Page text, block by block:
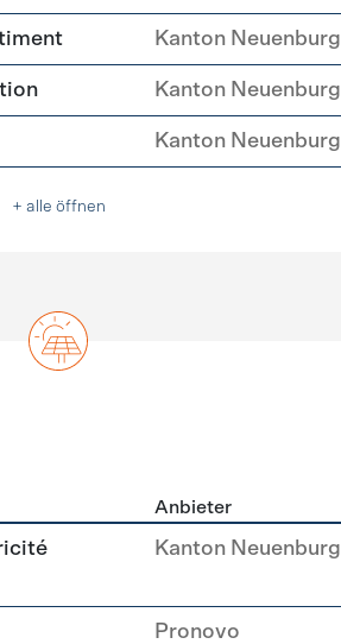
Kanton Neuenburg
Kanton Neuenburg
Kanton Neuenburg
+ alle öffnen
Anbieter
Kanton Neuenburg
Pronovo